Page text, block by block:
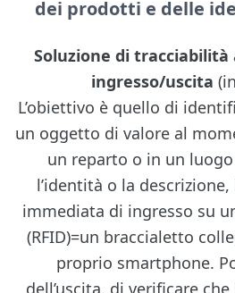
dei prodotti e delle
Soluzione di
ingresso/uscita
L’obiettivo è quello di
un oggetto di valore al
un reparto o in un
l’identità o la descrizione,
immediata di ingresso su
(RFID)=un braccialetto
proprio smartphone.
dell’uscita, di verificare